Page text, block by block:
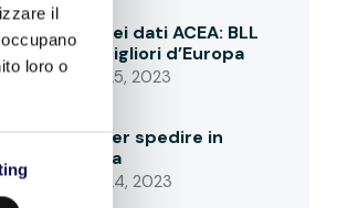
il
loro o
conferma dei dati ACEA: BLL
linea con i migliori d’Europa
SETTEMBRE 25, 2023
per spedire in
sicurezza
SETTEMBRE 24, 2023